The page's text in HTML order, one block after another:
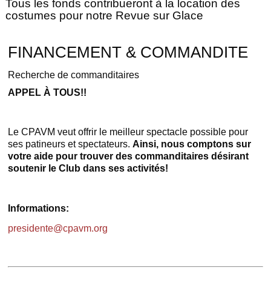
Tous les fonds contribueront à la location des
costumes pour notre Revue sur Glace
FINANCEMENT & COMMANDITE
Recherche de commanditaires
APPEL À TOUS!!
Le CPAVM veut offrir le meilleur spectacle possible pour
ses patineurs et spectateurs.Ainsi, nous comptons sur
votre aide pour trouver des commanditaires désirant
soutenir le Club dans ses activités!
Informations:
presidente@cpavm.org